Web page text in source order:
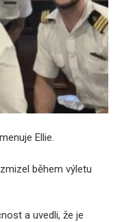
Ellie.
během výletu
a uvedli, že je